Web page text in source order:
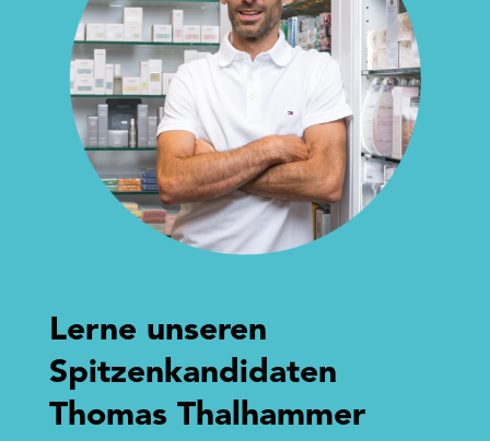
Lerne unseren
Spitzenkandidaten
Thomas Thalhammer